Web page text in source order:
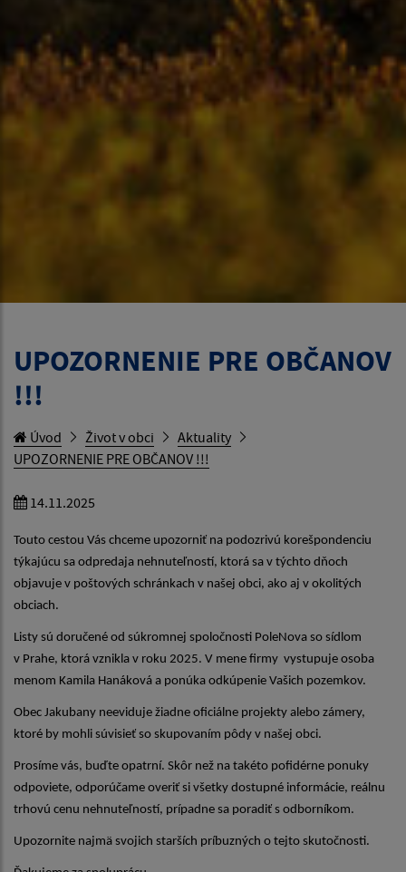
UPOZORNENIE PRE OBČANOV
!!!
Úvod Život v obci
Aktuality
UPOZORNENIE PRE OBČANOV !!!
14.11.2025
Touto cestou Vás chceme upozorniť na podozrivú korešpondenciu
týkajúcu sa odpredaja nehnuteľností, ktorá sa v týchto dňoch
objavuje v poštových schránkach v našej obci, ako aj v okolitých
obciach.
Listy sú doručené od súkromnej spoločnosti PoleNova so sídlom
v Prahe, ktorá vznikla v roku 2025. V mene firmy vystupuje osoba
menom Kamila Hanáková a ponúka odkúpenie Vašich pozemkov.
Obec Jakubany neeviduje žiadne oficiálne projekty alebo zámery,
ktoré by mohli súvisieť so skupovaním pôdy v našej obci.
Prosíme vás, buďte opatrní. Skôr než na takéto pofidérne ponuky
odpoviete, odporúčame overiť si všetky dostupné informácie, reálnu
trhovú cenu nehnuteľností, prípadne sa poradiť s odborníkom.
Upozornite najmä svojich starších príbuzných o tejto skutočnosti.